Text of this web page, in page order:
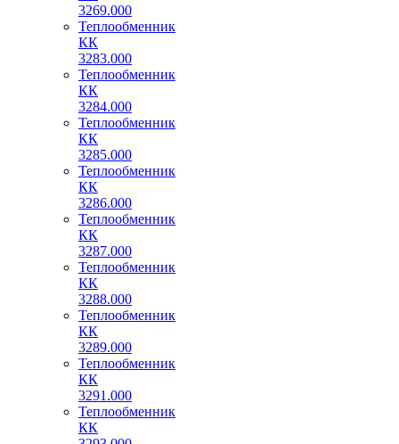
3269.000
Теплообменник
КК
3283.000
Теплообменник
КК
3284.000
Теплообменник
КК
3285.000
Теплообменник
КК
3286.000
Теплообменник
КК
3287.000
Теплообменник
КК
3288.000
Теплообменник
КК
3289.000
Теплообменник
КК
3291.000
Теплообменник
КК